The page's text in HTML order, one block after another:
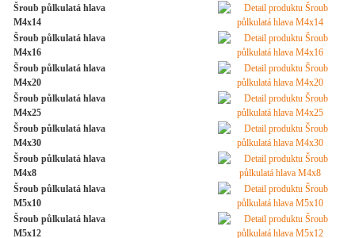
Šroub půlkulatá hlava
M4x14
Šroub půlkulatá hlava
M4x16
Šroub půlkulatá hlava
M4x20
Šroub půlkulatá hlava
M4x25
Šroub půlkulatá hlava
M4x30
Šroub půlkulatá hlava
M4x8
Šroub půlkulatá hlava
M5x10
Šroub půlkulatá hlava
M5x12